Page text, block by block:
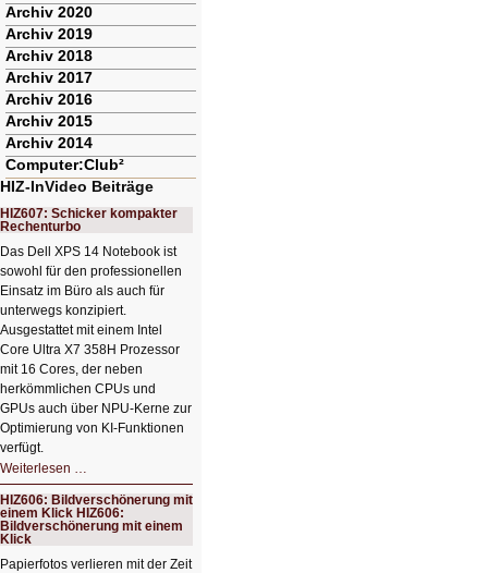
Archiv 2020
Archiv 2019
Archiv 2018
Archiv 2017
Archiv 2016
Archiv 2015
Archiv 2014
Computer:Club²
HIZ-InVideo Beiträge
HIZ607: Schicker kompakter
Rechenturbo
Das Dell XPS 14 Notebook ist
sowohl für den professionellen
Einsatz im Büro als auch für
unterwegs konzipiert.
Ausgestattet mit einem Intel
Core Ultra X7 358H Prozessor
mit 16 Cores, der neben
herkömmlichen CPUs und
GPUs auch über NPU-Kerne zur
Optimierung von KI-Funktionen
verfügt.
Weiterlesen …
Schicker
kompakter
Rechenturbo
HIZ606: Bildverschönerung mit
einem Klick HIZ606:
Bildverschönerung mit einem
Klick
Papierfotos verlieren mit der Zeit